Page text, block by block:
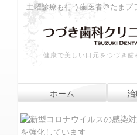
土曜診療も行う歯医者＠たまプ
健康で美しい口元をつづき
ホーム 治